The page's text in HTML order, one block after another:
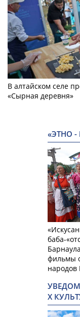
В алтайском селе
«Сырная деревня»
«ЭТНО
баба-
фильмы
народов
Х